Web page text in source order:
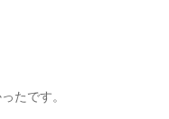
たです。